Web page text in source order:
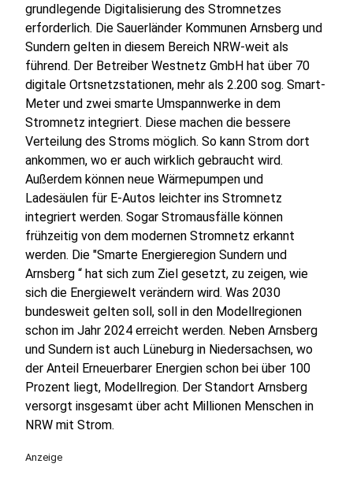
grundlegende Digitalisierung des Stromnetzes
erforderlich. Die Sauerländer Kommunen Arnsberg und
Sundern gelten in diesem Bereich NRW-weit als
führend. Der Betreiber Westnetz GmbH hat über 70
digitale Ortsnetzstationen, mehr als 2.200 sog. Smart-
Meter und zwei smarte Umspannwerke in dem
Stromnetz integriert. Diese machen die bessere
Verteilung des Stroms möglich. So kann Strom dort
ankommen, wo er auch wirklich gebraucht wird.
Außerdem können neue Wärmepumpen und
Ladesäulen für E-Autos leichter ins Stromnetz
integriert werden. Sogar Stromausfälle können
frühzeitig von dem modernen Stromnetz erkannt
werden. Die "Smarte Energieregion Sundern und
Arnsberg “ hat sich zum Ziel gesetzt, zu zeigen, wie
sich die Energiewelt verändern wird. Was 2030
bundesweit gelten soll, soll in den Modellregionen
schon im Jahr 2024 erreicht werden. Neben Arnsberg
und Sundern ist auch Lüneburg in Niedersachsen, wo
der Anteil Erneuerbarer Energien schon bei über 100
Prozent liegt, Modellregion. Der Standort Arnsberg
versorgt insgesamt über acht Millionen Menschen in
NRW mit Strom.
Anzeige